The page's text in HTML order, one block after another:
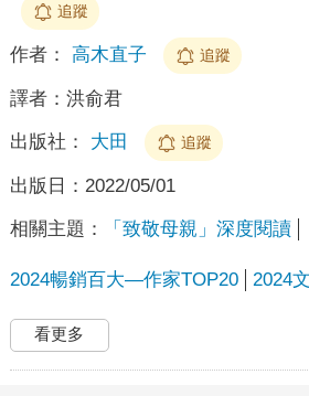
追蹤
作者： 高木直子 追蹤
譯者： 洪俞君
出版社： 大田 追蹤
出版日： 2022/05/01
相關主題： 「致敬母親」深度閱讀
2024暢銷百大—作家TOP20 2024
看更多